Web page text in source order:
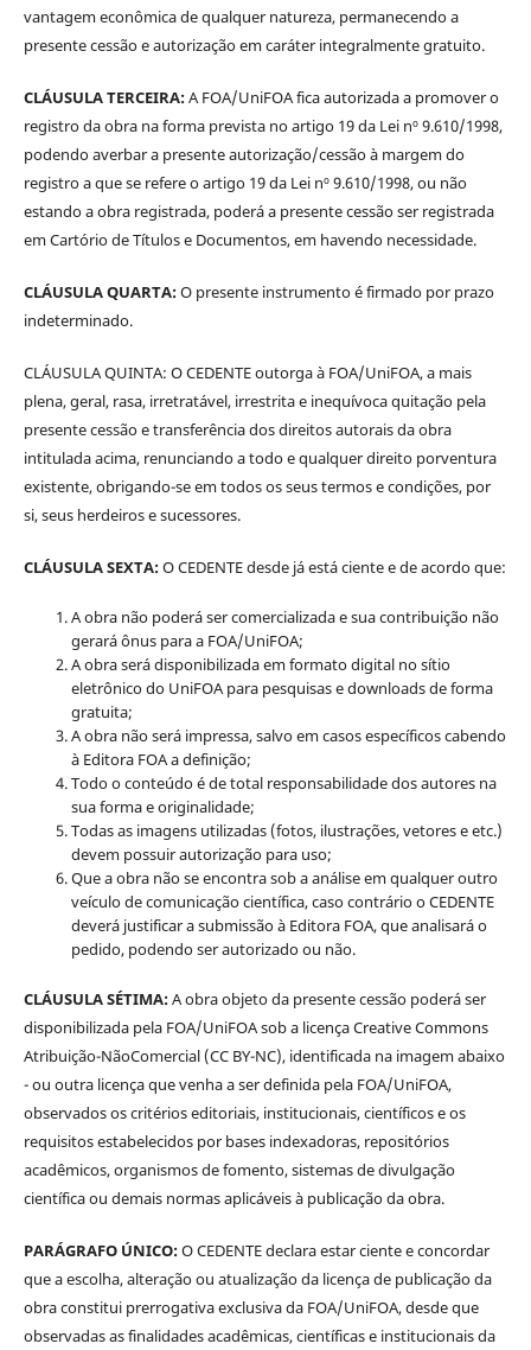
vantagem econômica de qualquer natureza, permanecendo a
presente cessão e autorização em caráter integralmente gratuito.
CLÁUSULA TERCEIRA:A FOA/UniFOA fica autorizada a promover o
registro da obra na forma prevista no artigo 19 da Lei nº 9.610/1998,
podendo averbar a presente autorização/cessão à margem do
registro a que se refere o artigo 19 da Lei nº 9.610/1998, ou não
estando a obra registrada, poderá a presente cessão ser registrada
em Cartório de Títulos e Documentos, em havendo necessidade.
CLÁUSULA QUARTA:O presente instrumento é firmado por prazo
indeterminado.
CLÁUSULA QUINTA: O CEDENTE outorga à FOA/UniFOA, a mais
plena, geral, rasa, irretratável, irrestrita e inequívoca quitação pela
presente cessão e transferência dos direitos autorais da obra
intitulada acima, renunciando a todo e qualquer direito porventura
existente, obrigando-se em todos os seus termos e condições, por
si, seus herdeiros e sucessores.
CLÁUSULA SEXTA:O CEDENTE desde já está ciente e de acordo que:
A obra não poderá ser comercializada e sua contribuição não
gerará ônus para a FOA/UniFOA;
A obra será disponibilizada em formato digital no sítio
eletrônico do UniFOA para pesquisas e downloads de forma
gratuita;
A obra não será impressa, salvo em casos específicos cabendo
à Editora FOA a definição;
Todo o conteúdo é de total responsabilidade dos autores na
sua forma e originalidade;
Todas as imagens utilizadas (fotos, ilustrações, vetores e etc.)
devem possuir autorização para uso;
Que a obra não se encontra sob a análise em qualquer outro
veículo de comunicação científica, caso contrário o CEDENTE
deverá justificar a submissão à Editora FOA, que analisará o
pedido, podendo ser autorizado ou não.
CLÁUSULA SÉTIMA:A obra objeto da presente cessão poderá ser
disponibilizada pela FOA/UniFOA sob a licença Creative Commons
Atribuição-NãoComercial (CC BY-NC), identificada na imagem abaixo
- ou outra licença que venha a ser definida pela FOA/UniFOA,
observados os critérios editoriais, institucionais, científicos e os
requisitos estabelecidos por bases indexadoras, repositórios
acadêmicos, organismos de fomento, sistemas de divulgação
científica ou demais normas aplicáveis à publicação da obra.
PARÁGRAFO ÚNICO:O CEDENTE declara estar ciente e concordar
que a escolha, alteração ou atualização da licença de publicação da
obra constitui prerrogativa exclusiva da FOA/UniFOA, desde que
observadas as finalidades acadêmicas, científicas e institucionais da